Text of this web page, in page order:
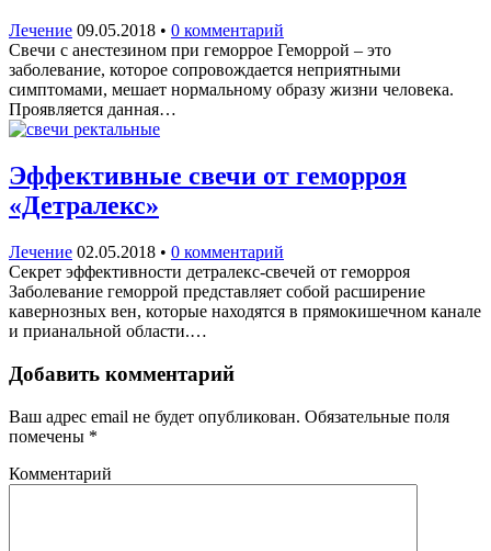
Лечение 09.05.2018 • 0 комментарий
Свечи с анестезином при геморрое Геморрой – это
заболевание, которое сопровождается неприятными
симптомами, мешает нормальному образу жизни человека.
Проявляется данная…
Эффективные свечи от геморроя
«Детралекс»
Лечение 02.05.2018 • 0 комментарий
Секрет эффективности детралекс-свечей от геморроя
Заболевание геморрой представляет собой расширение
кавернозных вен, которые находятся в прямокишечном канале
и прианальной области.…
Добавить комментарий
Ваш адрес email не будет опубликован. Обязательные поля
помечены *
Комментарий